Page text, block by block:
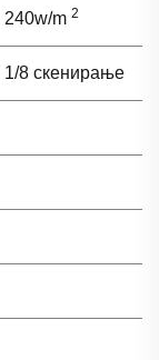
240w/m 2
1/8 скенирање